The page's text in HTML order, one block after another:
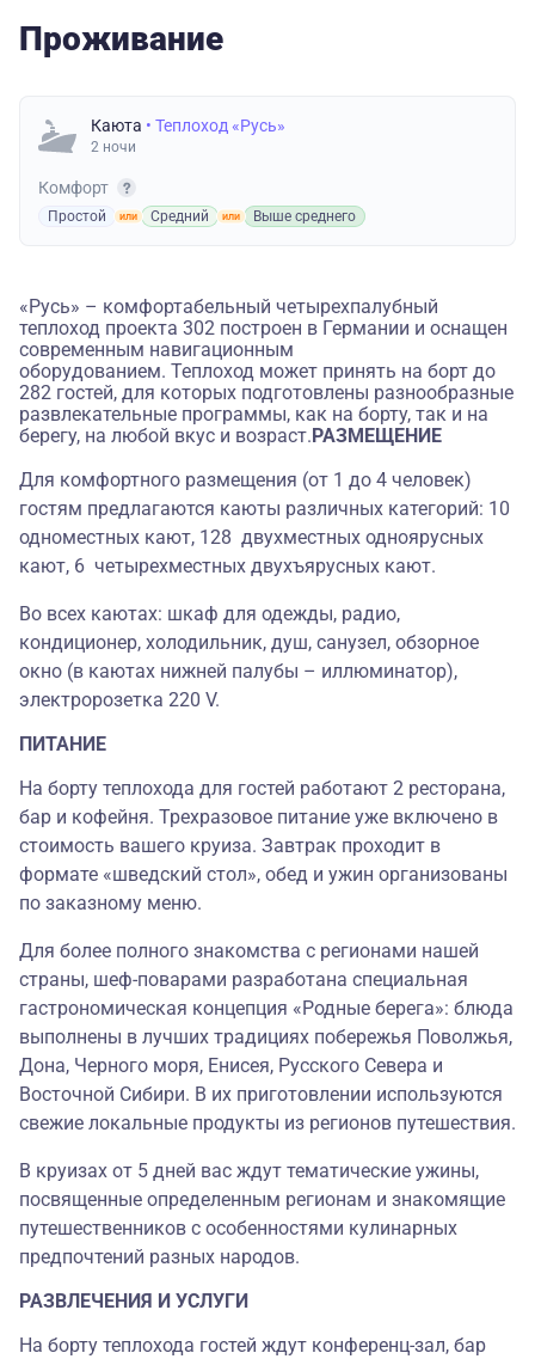
Проживание
Каюта • Теплоход «Русь»
2 ночи
Комфорт
Простой Средний Выше среднего
«Русь» – комфортабельный четырехпалубный
теплоход проекта 302 построен в Германии и оснащен
современным навигационным
оборудованием. Теплоход может принять на борт до
282 гостей, для которых подготовлены разнообразные
развлекательные программы, как на борту, так и на
берегу, на любой вкус и возраст. РАЗМЕЩЕНИЕ
Для комфортного размещения (от 1 до 4 человек)
гостям предлагаются каюты различных категорий: 10
одноместных кают, 128 двухместных одноярусных
кают, 6 четырехместных двухъярусных кают.
Во всех каютах: шкаф для одежды, радио,
кондиционер, холодильник, душ, санузел, обзорное
окно (в каютах нижней палубы – иллюминатор),
электророзетка 220 V.
ПИТАНИЕ
На борту теплохода для гостей работают 2 ресторана,
бар и кофейня. Трехразовое питание уже включено в
стоимость вашего круиза. Завтрак проходит в
формате «шведский стол», обед и ужин организованы
по заказному меню.
Для более полного знакомства с регионами нашей
страны, шеф-поварами разработана специальная
гастрономическая концепция «Родные берега»: блюда
выполнены в лучших традициях побережья Поволжья,
Дона, Черного моря, Енисея, Русского Севера и
Восточной Сибири. В их приготовлении используются
свежие локальные продукты из регионов путешествия.
В круизах от 5 дней вас ждут тематические ужины,
посвященные определенным регионам и знакомящие
путешественников с особенностями кулинарных
предпочтений разных народов.
РАЗВЛЕЧЕНИЯ И УСЛУГИ
На борту теплохода гостей ждут конференц-зал, бар